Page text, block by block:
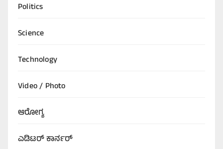
Politics
Science
Technology
Video / Photo
ಆರೋಗ್ಯ
ಎಡಿಟರ್‌ ಕಾರ್ನರ್